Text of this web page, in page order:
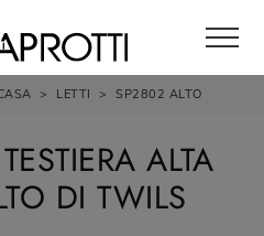
> LETTI > SP2802 ALTO
ALTA
DI TWILS